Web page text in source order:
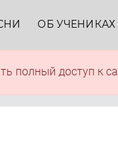
ОБ УЧЕНИКАХ
полный доступ к